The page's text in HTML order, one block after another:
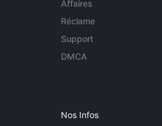
Affaires
Réclame
Support
DMCA
Nos Infos